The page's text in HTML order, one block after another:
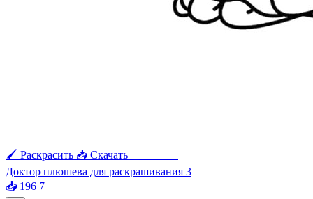
🖌 Раскрасить 📥 Скачать
Доктор плюшева для раскрашивания 3
📥 196 7+